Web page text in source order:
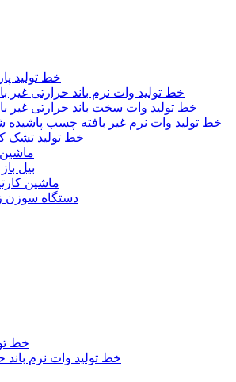
خط تولید
خط تولید وات نرم باند حرارتی غیر
خط تولید وات سخت باند حرارتی غیر
خط تولید وات نرم غیر بافته چسب پاشیده
خط تولید تشک
ماشین
بیل
ماشین
دستگاه سوزن
خط
خط تولید وات نرم باند